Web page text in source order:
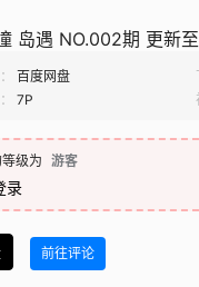
岛遇 NO.002期 更新
百度网盘
7P
级为 游客
录
前往评论